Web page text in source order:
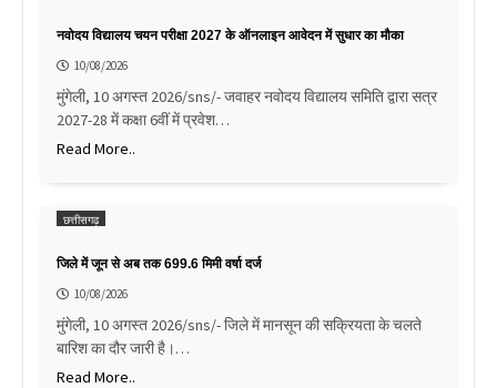
नवोदय विद्यालय चयन परीक्षा 2027 के ऑनलाइन आवेदन में सुधार का मौका
10/08/2026
मुंगेली, 10 अगस्त 2026/sns/- जवाहर नवोदय विद्यालय समिति द्वारा सत्र
2027-28 में कक्षा 6वीं में प्रवेश…
Read More..
छत्तीसगढ़
जिले में जून से अब तक 699.6 मिमी वर्षा दर्ज
10/08/2026
मुंगेली, 10 अगस्त 2026/sns/- जिले में मानसून की सक्रियता के चलते
बारिश का दौर जारी है।…
Read More..